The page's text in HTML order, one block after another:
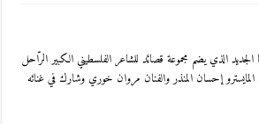
الجديد الذي يضم مجموعة قصائد للشاعر الفلسطيني الكبير الرّاحل
إحسان المنذر والفنان مروان خوري وشارك في غنائه